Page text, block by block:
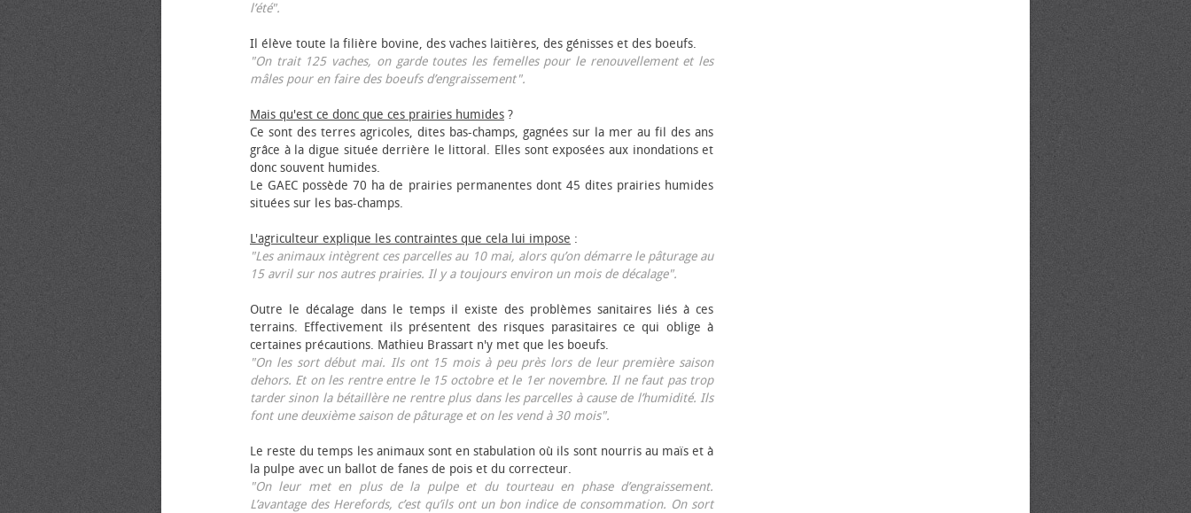
l’été".
Il élève toute la filière bovine, des vaches laitières, des génisses et des bœufs.
"On trait 125 vaches, on garde toutes les femelles pour le renouvellement et les
mâles pour en faire des bœufs d’engraissement".
Mais qu'est ce donc que ces prairies humides ?
Ce sont des terres agricoles, dites bas-champs, gagnées sur la mer au fil des ans
grâce à la digue située derrière le littoral. Elles sont exposées aux inondations et
donc souvent humides.
Le GAEC possède 70 ha de prairies permanentes dont 45 dites prairies humides
situées sur les bas-champs.
L'agriculteur explique les contraintes que cela lui impose :
"Les animaux intègrent ces parcelles au 10 mai, alors qu’on démarre le pâturage au
15 avril sur nos autres prairies. Il y a toujours environ un mois de décalage".
Outre le décalage dans le temps il existe des problèmes sanitaires liés à ces
terrains. Effectivement ils présentent des risques parasitaires ce qui oblige à
certaines précautions. Mathieu Brassart n'y met que les bœufs.
"On les sort début mai. Ils ont 15 mois à peu près lors de leur première saison
dehors. Et on les rentre entre le 15 octobre et le 1er novembre. Il ne faut pas trop
tarder sinon la bétaillère ne rentre plus dans les parcelles à cause de l’humidité. Ils
font une deuxième saison de pâturage et on les vend à 30 mois".
Le reste du temps les animaux sont en stabulation où ils sont nourris au maïs et à
la pulpe avec un ballot de fanes de pois et du correcteur.
"On leur met en plus de la pulpe et du tourteau en phase d’engraissement.
L’avantage des Herefords, c’est qu’ils ont un bon indice de consommation. On sort